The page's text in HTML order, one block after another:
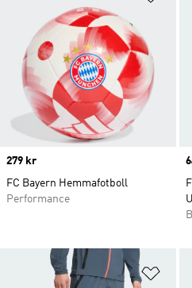
Price
279 kr
FC Bayern Hemmafotboll
Performance